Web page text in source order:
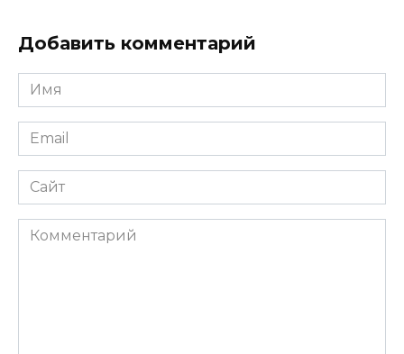
Добавить комментарий
Имя
*
Email
*
Сайт
Комментарий